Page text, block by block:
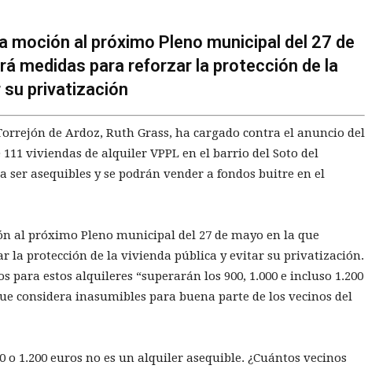
moción al próximo Pleno municipal del 27 de
medidas para reforzar la protección de la
su privatización
de Ardoz, Ruth Grass, ha cargado contra el anuncio del
viviendas de alquiler VPPL en el barrio del Soto del
ser asequibles y se podrán vender a fondos buitre en el
al próximo Pleno municipal del 27 de mayo en la que
la protección de la vivienda pública y evitar su privatización.
para estos alquileres “superarán los 900, 1.000 e incluso 1.200
considera inasumibles para buena parte de los vecinos del
o 1.200 euros no es un alquiler asequible. ¿Cuántos vecinos